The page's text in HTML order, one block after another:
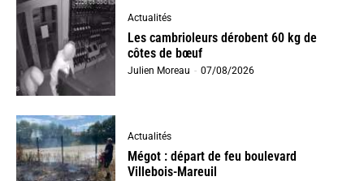
Actualités
Les cambrioleurs dérobent 60 kg de
côtes de bœuf
Julien Moreau - 07/08/2026
Actualités
Mégot : départ de feu boulevard
Villebois-Mareuil